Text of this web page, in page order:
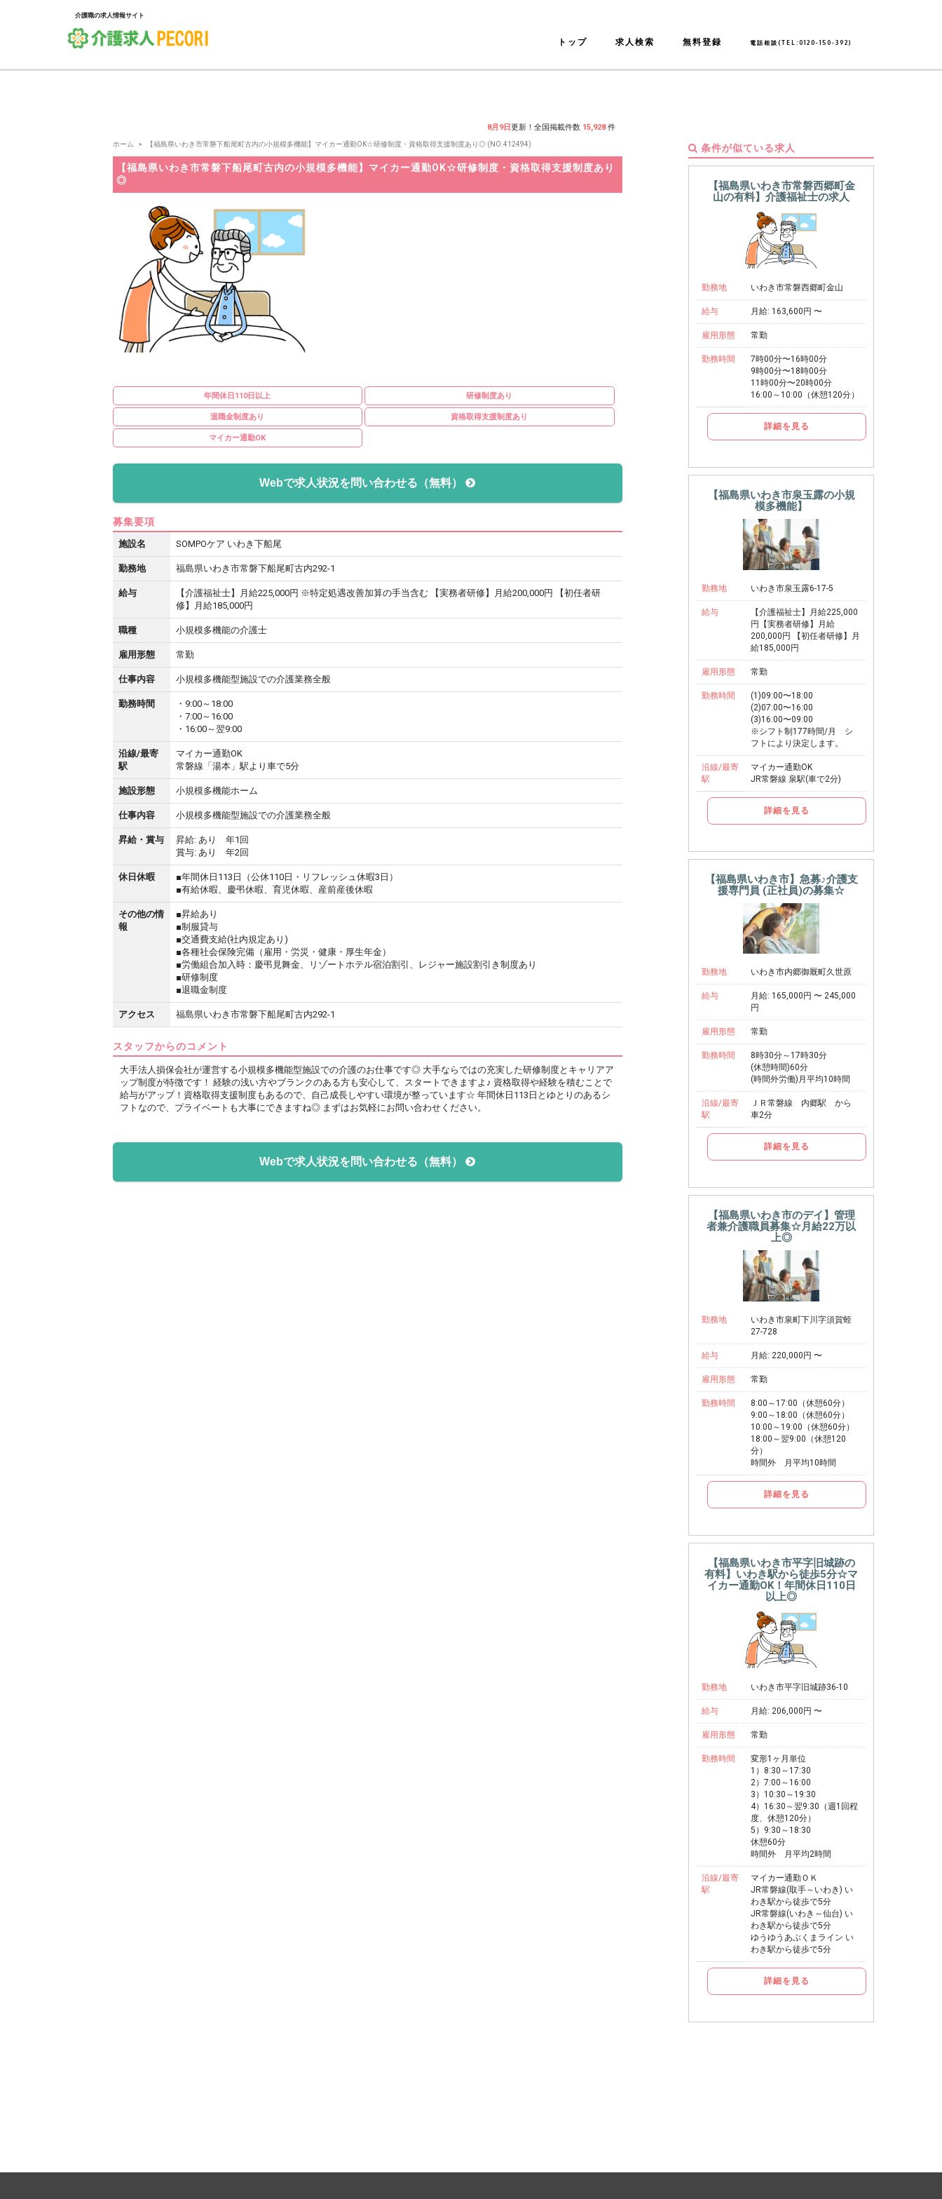
介護職の求人情報サイト
トップ 求人検索 無料登録 電話相談(TEL:0120-150-392)
8月9日更新！全国掲載件数 15,928件
ホーム 【福島県いわき市常磐下船尾町古内の小規模多機能】マイカー通勤OK☆研修制度・資格取得支援制度あり◎ (NO.412494)
【福島県いわき市常磐下船尾町古内の小規模多機能】マイカー通勤OK☆研修制度・資格取得支援制度あり
◎
年間休日110日以上 研修制度あり
退職金制度あり 資格取得支援制度あり
マイカー通勤OK
Webで求人状況を問い合わせる（無料）
募集要項
施設名 SOMPOケア いわき下船尾
勤務地 福島県いわき市常磐下船尾町古内292-1
給与
【介護福祉士】月給225,000円 ※特定処遇改善加算の手当含む 【実務者研修】月給200,000円 【初任者研
修】月給185,000円
職種 小規模多機能の介護士
雇用形態 常勤
仕事内容 小規模多機能型施設での介護業務全般
勤務時間
・9:00～18:00
・7:00～16:00
・16:00～翌9:00
沿線/最寄
駅
マイカー通勤OK
常磐線「湯本」駅より車で5分
施設形態 小規模多機能ホーム
仕事内容 小規模多機能型施設での介護業務全般
昇給・賞与
昇給: あり 年1回
賞与: あり 年2回
休日休暇
■年間休日113日（公休110日・リフレッシュ休暇3日）
■有給休暇、慶弔休暇、育児休暇、産前産後休暇
その他の情
報
■昇給あり
■制服貸与
■交通費支給(社内規定あり)
■各種社会保険完備（雇用・労災・健康・厚生年金）
■労働組合加入時：慶弔見舞金、リゾートホテル宿泊割引、レジャー施設割引き制度あり
■研修制度
■退職金制度
アクセス 福島県いわき市常磐下船尾町古内292-1
スタッフからのコメント
大手法人損保会社が運営する小規模多機能型施設での介護のお仕事です◎ 大手ならではの充実した研修制度とキャリアア
ップ制度が特徴です！ 経験の浅い方やブランクのある方も安心して、スタートできますよ♪ 資格取得や経験を積むことで
給与がアップ！資格取得支援制度もあるので、自己成長しやすい環境が整っています☆ 年間休日113日とゆとりのあるシ
フトなので、プライベートも大事にできますね◎ まずはお気軽にお問い合わせください。
Webで求人状況を問い合わせる（無料）
条件が似ている求人
【福島県いわき市常磐西郷町金
山の有料】介護福祉士の求人
勤務地 いわき市常磐西郷町金山
給与 月給: 163,600円 〜
雇用形態 常勤
勤務時間
7時00分〜16時00分
9時00分〜18時00分
11時00分〜20時00分
16:00～10:00（休憩120分）
詳細を見る
【福島県いわき市泉玉露の小規
模多機能】
勤務地 いわき市泉玉露6-17-5
給与
【介護福祉士】月給225,000
円【実務者研修】月給
200,000円 【初任者研修】月
給185,000円
雇用形態 常勤
勤務時間
(1)09:00〜18:00
(2)07:00〜16:00
(3)16:00〜09:00
※シフト制177時間/月 シ
フトにより決定します。
沿線/最寄
駅
マイカー通勤OK
JR常磐線 泉駅(車で2分)
詳細を見る
【福島県いわき市】急募♪介護支
援専門員 (正社員)の募集☆
勤務地 いわき市内郷御厩町久世原
給与
月給: 165,000円 〜 245,000
円
雇用形態 常勤
勤務時間
8時30分～17時30分
(休憩時間)60分
(時間外労働)月平均10時間
沿線/最寄
駅
ＪＲ常磐線 内郷駅 から
車2分
詳細を見る
【福島県いわき市のデイ】管理
者兼介護職員募集☆月給22万以
上◎
勤務地
いわき市泉町下川字須賀蛭
27-728
給与 月給: 220,000円 〜
雇用形態 常勤
勤務時間
8:00～17:00（休憩60分）
9:00～18:00（休憩60分）
10:00～19:00（休憩60分）
18:00～翌9:00（休憩120
分）
時間外 月平均10時間
詳細を見る
【福島県いわき市平字旧城跡の
有料】いわき駅から徒歩5分☆マ
イカー通勤OK！年間休日110日
以上◎
勤務地 いわき市平字旧城跡36-10
給与 月給: 206,000円 〜
雇用形態 常勤
勤務時間
変形1ヶ月単位
1）8:30～17:30
2）7:00～16:00
3）10:30～19:30
4）16:30～翌9:30（週1回程
度、休憩120分）
5）9:30～18:30
休憩60分
時間外 月平均2時間
沿線/最寄
駅
マイカー通勤ＯＫ
JR常磐線(取手～いわき) い
わき駅から徒歩で5分
JR常磐線(いわき～仙台) い
わき駅から徒歩で5分
ゆうゆうあぶくまライン い
わき駅から徒歩で5分
詳細を見る